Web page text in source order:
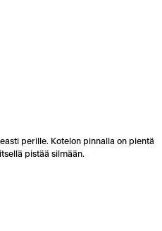
perille. Kotelon pinnalla on pientä
pistää silmään.